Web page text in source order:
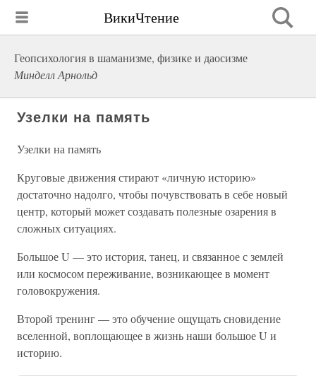
ВикиЧтение
Геопсихология в шаманизме, физике и даосизме
Минделл Арнольд
Узелки на память
Узелки на память
Круговые движения стирают «личную историю»
достаточно надолго, чтобы почувствовать в себе новый
центр, который может создавать полезные озарения в
сложных ситуациях.
Большое U — это история, танец, и связанное с землей
или космосом переживание, возникающее в момент
головокружения.
Второй тренинг — это обучение ощущать сновидение
вселенной, воплощающее в жизнь наши большое U и
историю.